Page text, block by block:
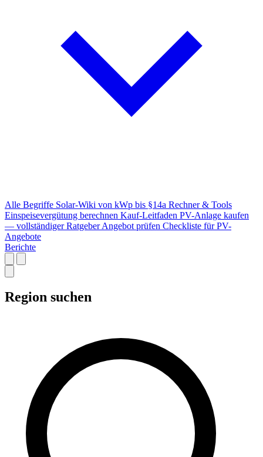
Alle Begriffe Solar-Wiki von kWp bis §14a Rechner & Tools
Einspeisevergütung berechnen Kauf-Leitfaden PV-Anlage kaufen
— vollständiger Ratgeber Angebot prüfen Checkliste für PV-
Angebote
Berichte
Region suchen